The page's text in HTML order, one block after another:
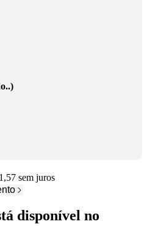
sem juros
disponível no